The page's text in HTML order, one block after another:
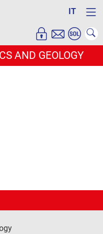
IT
AND GEOLOGY